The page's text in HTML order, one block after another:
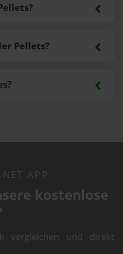
Pellets?
APP
kostenlose
vergleichen und direkt